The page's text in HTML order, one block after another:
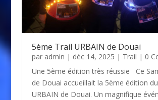
5ème Trail URBAIN de Douai
par admin | déc 14, 2025 | Trail | 0
Une 5ème édition très réussie Ce
de Douai accueillait la 5ème édition
URBAIN de Douai. Un magnifique